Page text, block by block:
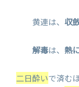
黄連は、 収
解毒は、 熱
二日酔いで済む